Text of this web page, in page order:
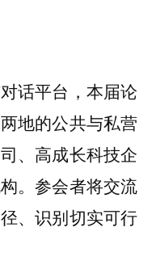
话平台，本届论
地的公共与私营
、高成长科技企
。参会者将交流
、识别切实可行